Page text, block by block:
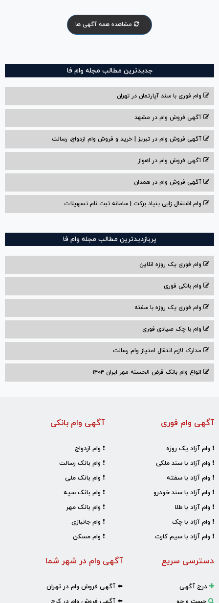
مشاهده همه آگهی ها
جدیدترین مطالب مجله وام فا
وام فوری با سند آپارتمان در تهران
آگهی فروش وام در مشهد
آگهی فروش وام در تبریز | خرید و فروش وام ازدواج، رسالت
آگهی فروش وام در اهواز
آگهی فروش وام در همدان
وام اشتغال زایی بنیاد برکت | سامانه ثبت نام تسهیلات
پربازدیدترین مطالب مجله وام فا
وام فوری یک روزه انلاین
وام بانکی فوری
وام فوری یک روزه با سفته
وام با‌ چک صیادی‌ فوری
مدارک لازم انتقال امتیاز وام رسالت
انواع وام بانک قرض الحسنه مهر ایران ۱۴۰۴
آگهی وام بانکی
❗ وام ازدواج
❗ وام بانک رسالت
❗ وام بانک ملی
❗ وام بانک سپه
❗ وام بانک مهر
❗ وام جانبازی
❗ وام مسکن
آگهی وام فوری
❗ وام آزاد یک روزه
❗ وام آزاد با سند ملکی
❗ وام آزاد با سفته
❗ وام آزاد با سند خودرو
❗ وام آزاد با طلا
❗ وام آزاد با چک
❗ وام آزاد با سیم کارت
آگهی وام در شهر شما
⬅️ آگهی فروش وام در تهران
دسترسی سریع
درج آگهی